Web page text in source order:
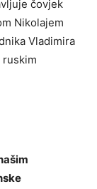
čovjek
Nikolajem
Vladimira
ruskim